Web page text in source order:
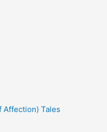
Affection) Tales